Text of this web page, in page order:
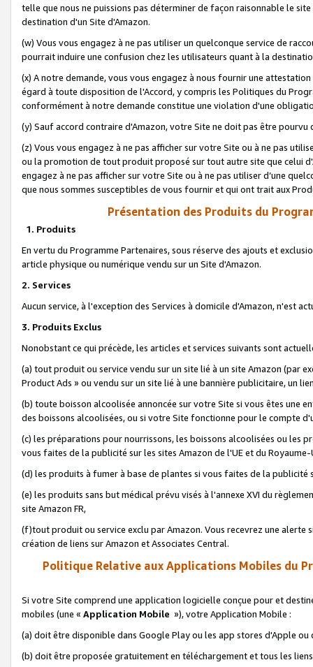
telle que nous ne puissions pas déterminer de façon raisonnable le
destination d'un Site d'Amazon.
(w) Vous vous engagez à ne pas utiliser un quelconque service de
pourrait induire une confusion chez les utilisateurs quant à la
(x) A notre demande, vous vous engagez à nous fournir une
égard à toute disposition de l'Accord, y compris les Politiques du
conformément à notre demande constitue une violation d'une
(y) Sauf accord contraire d'Amazon, votre Site ne doit pas être
(z) Vous vous engagez à ne pas afficher sur votre Site ou à ne pas
ou la promotion de tout produit proposé sur tout autre site que celui
engagez à ne pas afficher sur votre Site ou à ne pas utiliser d’une
que nous sommes susceptibles de vous fournir et qui ont trait aux
Présentation des Produits du
1. Produits
En vertu du Programme Partenaires, sous réserve des ajouts et
article physique ou numérique vendu sur un Site d'Amazon.
2. Services
Aucun service, à l'exception des Services à domicile d'Amazon, n'est
3. Produits Exclus
Nonobstant ce qui précède, les articles et services suivants sont
(a) tout produit ou service vendu sur un site lié à un site Amazon (par
Product Ads » ou vendu sur un site lié à une bannière publicitaire, un
(b) toute boisson alcoolisée annoncée sur votre Site si vous êtes une
des boissons alcoolisées, ou si votre Site fonctionne pour le compte
(c) les préparations pour nourrissons, les boissons alcoolisées ou les
vous faites de la publicité sur les sites Amazon de l'UE et du Royaume-
(d) les produits à fumer à base de plantes si vous faites de la publicité
(e) les produits sans but médical prévu visés à l'annexe XVI du
site Amazon FR,
(f)tout produit ou service exclu par Amazon. Vous recevrez une alerte
création de liens sur Amazon et Associates Central.
Politique Relative aux Applications Mobiles du
Si votre Site comprend une application logicielle conçue pour et
mobiles (une « Application Mobile »), votre Application Mobile :
(a) doit être disponible dans Google Play ou les app stores d'Apple ou
(b) doit être proposée gratuitement en téléchargement et tous les